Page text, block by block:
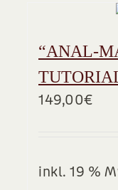
“ANAL-
149,00€
inkl. 19 %